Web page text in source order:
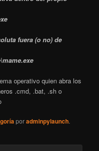
fuera (o no) de
operativo quien abra los
.cmd, .bat, .sh o
poradminpylaunch.